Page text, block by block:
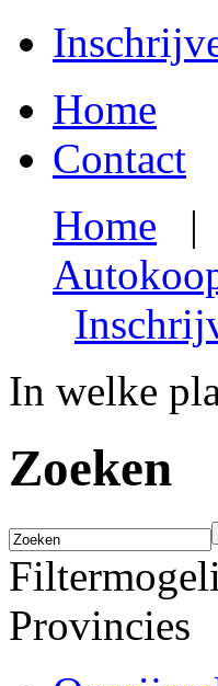
Home
Contact
Home |
In welke
Zoeken
Provincies